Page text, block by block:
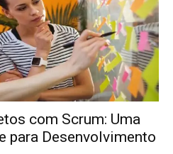
com Scrum: Uma
para Desenvolvimento